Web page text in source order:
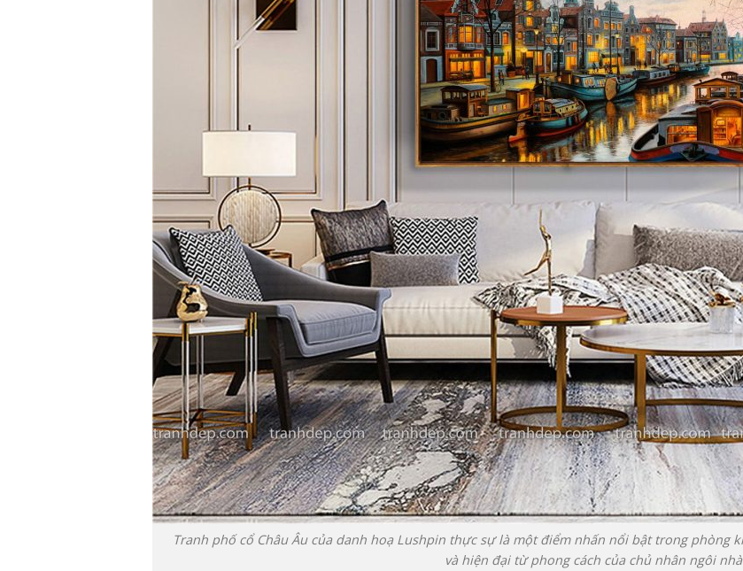
Tranh phố cổ Châu Âu của danh hoạ Lushpin thực sự là một điểm nhấn nổi bật trong phòng
và hiện đại từ phong cách của chủ nhân ngôi